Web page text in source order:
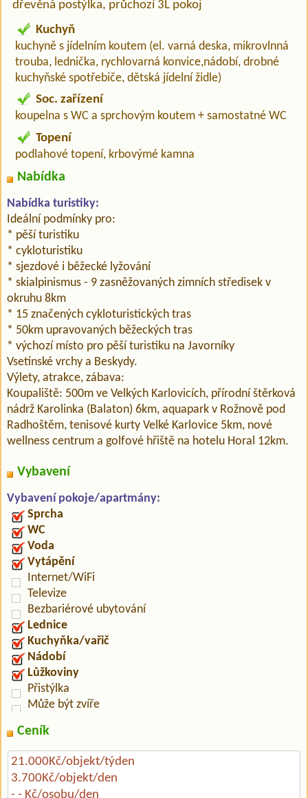
dřevěná postýlka, průchozí 3L pokoj
Kuchyň
kuchyně s jídelním koutem (el. varná deska, mikrovlnná
trouba, lednička, rychlovarná konvice,nádobí, drobné
kuchyňské spotřebiče, dětská jídelní židle)
Soc. zařízení
koupelna s WC a sprchovým koutem + samostatné WC
Topení
podlahové topení, krbovýmé kamna
Nabídka
Nabídka turistiky:
Ideální podmínky pro:
* pěší turistiku
* cykloturistiku
* sjezdové i běžecké lyžování
* skialpinismus - 9 zasněžovaných zimních středisek v
okruhu 8km
* 15 značených cykloturistických tras
* 50km upravovaných běžeckých tras
* výchozí místo pro pěší turistiku na Javorníky
Vsetínské vrchy a Beskydy.
Výlety, atrakce, zábava:
Koupaliště: 500m ve Velkých Karlovicích, přírodní štěrková
nádrž Karolinka (Balaton) 6km, aquapark v Rožnově pod
Radhoštěm, tenisové kurty Velké Karlovice 5km, nové
wellness centrum a golfové hřiště na hotelu Horal 12km.
Vybavení
Vybavení pokoje/apartmány:
Sprcha
WC
Voda
Vytápění
Internet/WiFi
Televize
Bezbariérové ubytování
Lednice
Kuchyňka/vařič
Nádobí
Lůžkoviny
Přistýlka
Může být zvíře
Ceník
21.000Kč/objekt/týden
3.700Kč/objekt/den
- - Kč/osobu/den